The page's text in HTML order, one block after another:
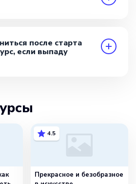
после старта
если выпаду
4.5
Прекрасное и безобразное